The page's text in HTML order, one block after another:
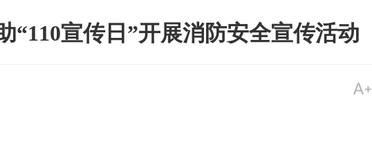
“110宣传日”开展消防安全宣传活动
